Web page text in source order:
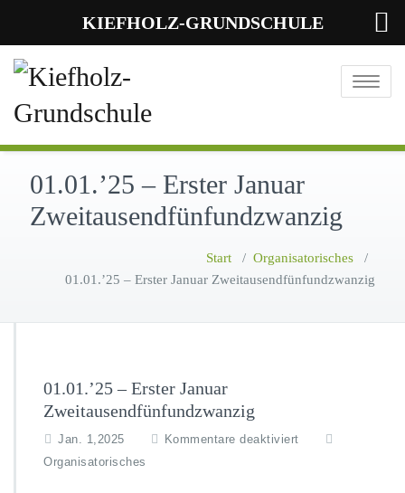
Toggle
01.01.’25 – Erster Januar
Zweitausendfünfundzwanzig
Start / Organisatorisches /
01.01.’25 – Erster Januar Zweitausendfünfundzwanzig
01.01.’25 – Erster Januar
Zweitausendfünfundzwanzig
Jan. 1,2025 Kommentare deaktiviert
Organisatorisches
KIEFHOLZ-GRUNDSCHULE